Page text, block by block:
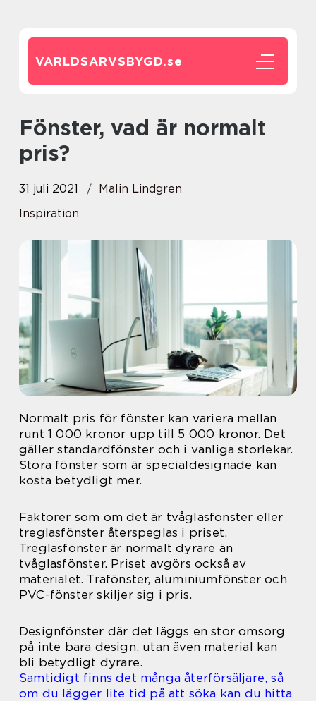
VARLDSARVSBYGD.se
Fönster, vad är normalt
pris?
31 juli 2021
Malin Lindgren
Inspiration
Normalt pris för fönster kan variera mellan
runt 1 000 kronor upp till 5 000 kronor. Det
gäller standardfönster och i vanliga storlekar.
Stora fönster som är specialdesignade kan
kosta betydligt mer.
Faktorer som om det är tvåglasfönster eller
treglasfönster återspeglas i priset.
Treglasfönster är normalt dyrare än
tvåglasfönster. Priset avgörs också av
materialet. Träfönster, aluminiumfönster och
PVC-fönster skiljer sig i pris.
Designfönster där det läggs en stor omsorg
på inte bara design, utan även material kan
bli betydligt dyrare.
Samtidigt finns det många återförsäljare, så
om du lägger lite tid på att söka kan du hitta